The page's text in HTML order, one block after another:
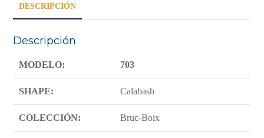
DESCRIPCIÓN
Descripción
MODELO: 703
SHAPE: Calabash
COLECCIÓN: Bruc-Boix